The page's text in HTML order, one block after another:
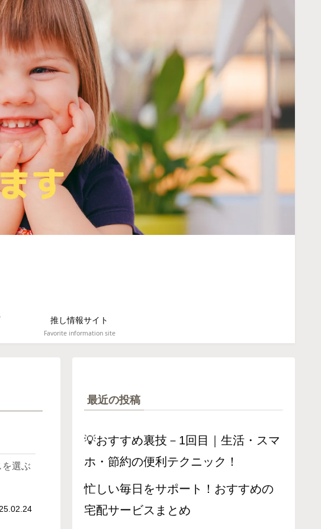
推し情報サイト
Favorite information site
選ぶ
最近の投稿
💡おすすめ裏技－1回目｜生活・スマ
ホ・節約の便利テクニック！
忙しい毎日をサポート！おすすめの
宅配サービスまとめ